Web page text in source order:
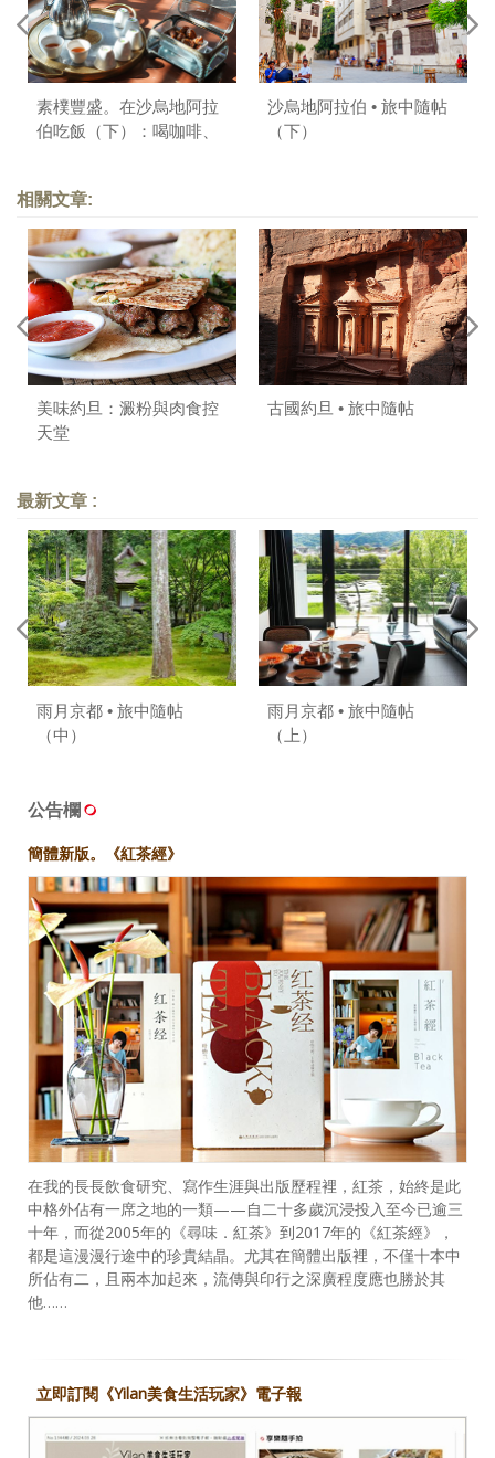
素樸豐盛。在沙烏地阿拉
伯吃飯（下）：喝咖啡、
沙烏地阿拉伯 • 旅中隨帖
（下）
相關文章:
美味約旦：澱粉與肉食控
天堂
古國約旦 • 旅中隨帖
最新文章 :
雨月京都 • 旅中隨帖
（中）
雨月京都 • 旅中隨帖
（上）
公告欄
簡體新版。《紅茶經》
在我的長長飲食研究、寫作生涯與出版歷程裡，紅茶，始終是此
中格外佔有一席之地的一類——自二十多歲沉浸投入至今已逾三
十年，而從2005年的《尋味．紅茶》到2017年的《紅茶經》，
都是這漫漫行途中的珍貴結晶。尤其在簡體出版裡，不僅十本中
所佔有二，且兩本加起來，流傳與印行之深廣程度應也勝於其
他……
立即訂閱《Yilan美食生活玩家》電子報